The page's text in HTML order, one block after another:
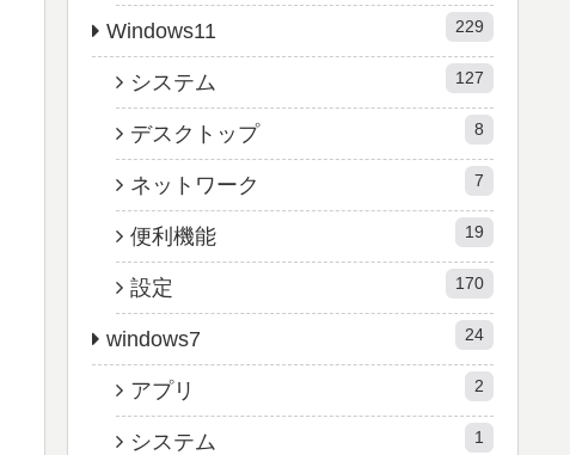
Windows11 229
システム 127
デスクトップ 8
ネットワーク 7
便利機能 19
設定 170
windows7 24
アプリ 2
システム 1